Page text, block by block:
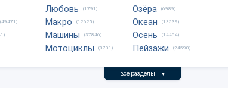
(49471)
Любовь (1791)
Макро (12625)
Машины (37846)
Мотоциклы (3701)
Озёра (6989)
Океан (13539)
Осень (14464)
Пейзажи (24590)
все разделы ▼